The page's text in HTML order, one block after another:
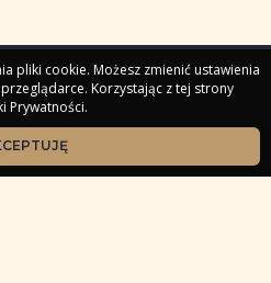
Webinary
indywidualne
Zaloguj
pliki cookie. Możesz zmienić ustawienia
Korzystając z tej strony
Prywatności.